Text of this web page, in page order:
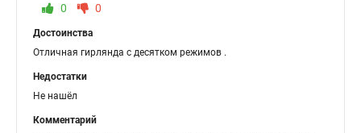
0 0
Достоинства
Отличная гирлянда с десятком режимов .
Недостатки
Не нашёл
Комментарий